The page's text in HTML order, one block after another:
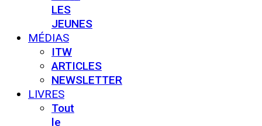
LES
JEUNES
MÉDIAS
ITW
ARTICLES
NEWSLETTER
LIVRES
Tout
le